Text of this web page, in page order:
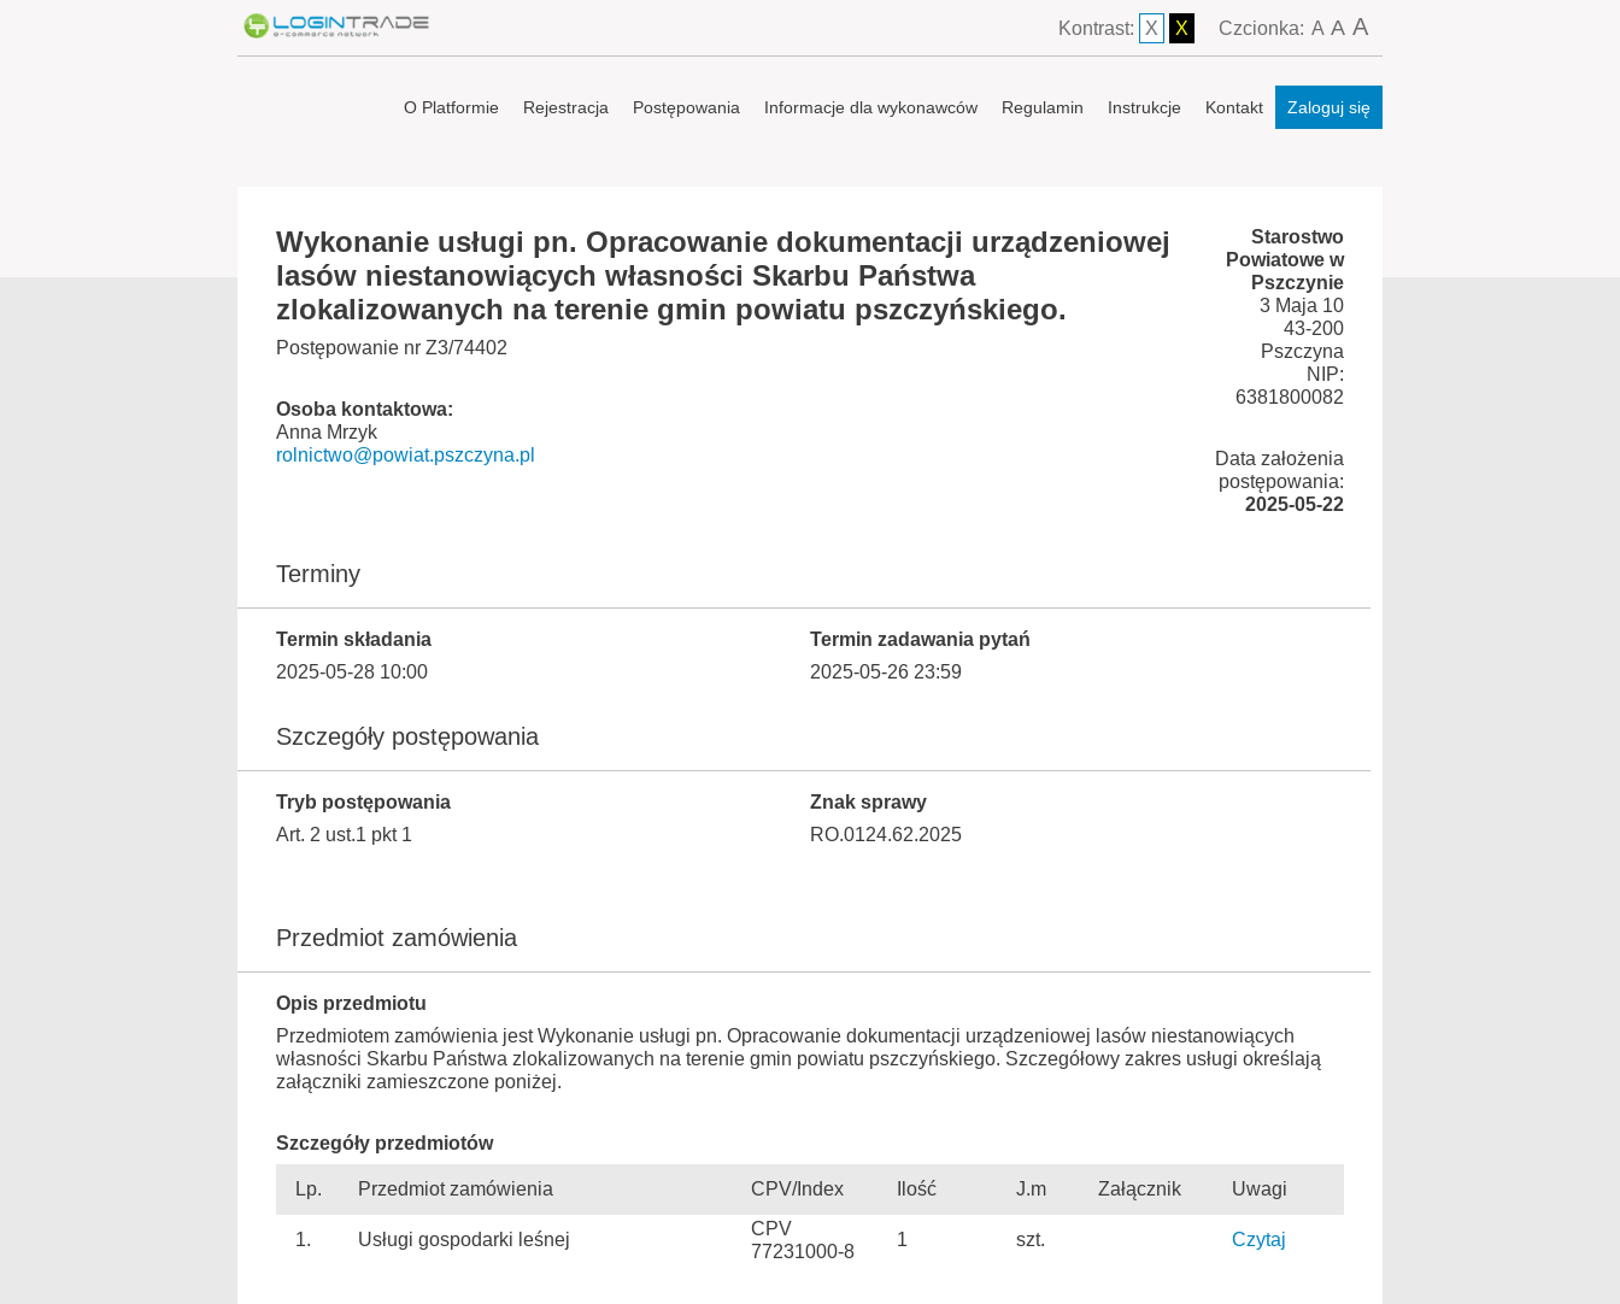
Kontrast: X X Czcionka: A A A
O Platformie Rejestracja Postępowania Informacje dla wykonawców Regulamin Instrukcje Kontakt Zaloguj się
Wykonanie usługi pn. Opracowanie dokumentacji urządzeniowej
lasów niestanowiących własności Skarbu Państwa
zlokalizowanych na terenie gmin powiatu pszczyńskiego.
Postępowanie nr Z3/74402
Osoba kontaktowa:
Anna Mrzyk
rolnictwo@powiat.pszczyna.pl
Starostwo
Powiatowe w
Pszczynie
3 Maja 10
43-200
Pszczyna
NIP:
6381800082
Data założenia
postępowania:
2025-05-22
Terminy
Termin składania
2025-05-28 10:00
Termin zadawania pytań
2025-05-26 23:59
Szczegóły postępowania
Tryb postępowania
Art. 2 ust.1 pkt 1
Znak sprawy
RO.0124.62.2025
Przedmiot zamówienia
Opis przedmiotu
Przedmiotem zamówienia jest Wykonanie usługi pn. Opracowanie dokumentacji urządzeniowej lasów niestanowiących
własności Skarbu Państwa zlokalizowanych na terenie gmin powiatu pszczyńskiego. Szczegółowy zakres usługi określają
załączniki zamieszczone poniżej.
Szczegóły przedmiotów
Lp. Przedmiot zamówienia CPV/Index Ilość J.m Załącznik Uwagi
1. Usługi gospodarki leśnej
CPV
77231000-8
1 szt. Czytaj